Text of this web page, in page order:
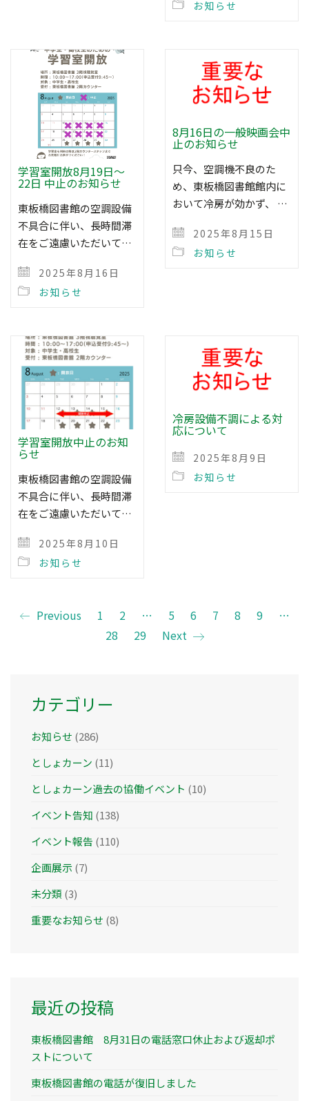
お知らせ
学習室開放8月19日～
22日 中止のお知らせ
東板橋図書館の空調設備
不具合に伴い、長時間滞
在をご遠慮いただいて…
2025年8月16日
お知らせ
8月16日の一般映画会中
止のお知らせ
只今、空調機不良のた
め、東板橋図書館館内に
おいて冷房が効かず、 …
2025年8月15日
お知らせ
学習室開放中止のお知
らせ
東板橋図書館の空調設備
不具合に伴い、長時間滞
在をご遠慮いただいて…
2025年8月10日
お知らせ
冷房設備不調による対
応について
2025年8月9日
お知らせ
Previous 1 2 … 5 6 7 8 9
…
28
29 Next
カテゴリー
お知らせ (286)
としょカーン (11)
としょカーン過去の協働イベント (10)
イベント告知 (138)
イベント報告 (110)
企画展示(7)
未分類 (3)
重要なお知らせ (8)
最近の投稿
東板橋図書館 8月31日の電話窓口休止および返却ポ
ストについて
東板橋図書館の電話が復旧しました